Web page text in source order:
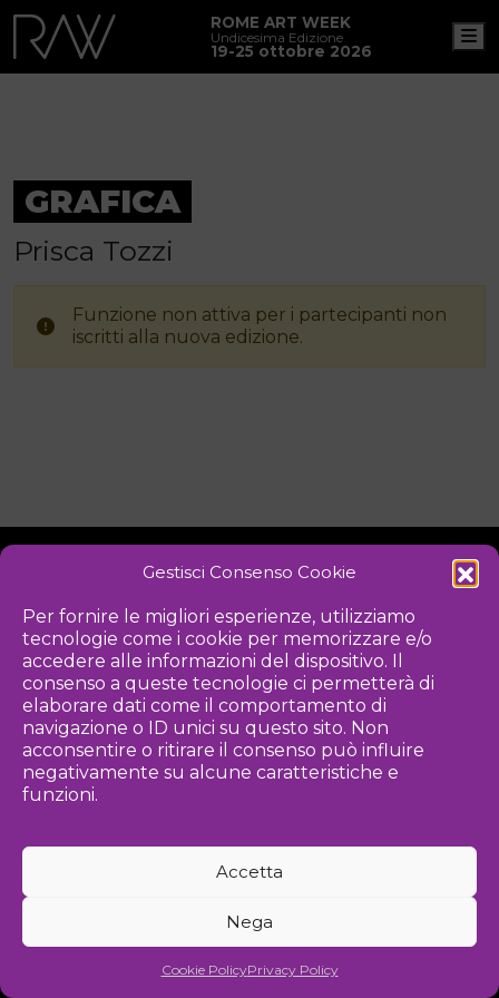
Gestisci Consenso Cookie
Per fornire le migliori esperienze, utilizziamo
tecnologie come i cookie per memorizzare e/o
accedere alle informazioni del dispositivo. Il
consenso a queste tecnologie ci permetterà di
elaborare dati come il comportamento di
navigazione o ID unici su questo sito. Non
acconsentire o ritirare il consenso può influire
negativamente su alcune caratteristiche e
funzioni.
Accetta
Nega
Cookie PolicyPrivacy Policy
ROME ART WEEK
Undicesima Edizione
19-25 ottobre 2026
GRAFICA
Prisca Tozzi
Funzione non attiva per i partecipanti non
iscritti alla nuova edizione.
PRIVACY POLICY
Iniziativa
Associazione culturale per la promozione delle arti visive
2026 Associazione Kou - [cf] 97815340589